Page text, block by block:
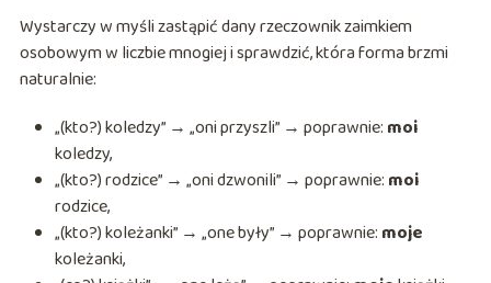
Wystarczy w myśli zastąpić dany rzeczownik zaimkiem
osobowym w liczbie mnogiej i sprawdzić, która forma brzmi
naturalnie:
„(kto?) koledzy” → „oni przyszli” → poprawnie: moi
koledzy,
„(kto?) rodzice” → „oni dzwonili” → poprawnie: moi
rodzice,
„(kto?) koleżanki” → „one były” → poprawnie: moje
koleżanki,